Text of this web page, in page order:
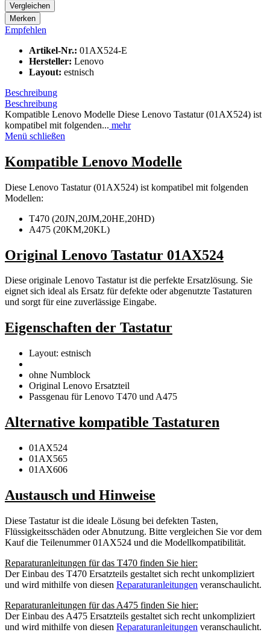
Vergleichen
Merken
Empfehlen
Artikel-Nr.: 01AX524-E
Hersteller: Lenovo
Layout: estnisch
Beschreibung
Beschreibung
Kompatible Lenovo Modelle Diese Lenovo Tastatur (01AX524) ist
kompatibel mit folgenden... mehr
Menü schließen
Kompatible Lenovo Modelle
Diese Lenovo Tastatur (01AX524) ist kompatibel mit folgenden
Modellen:
T470 (20JN,20JM,20HE,20HD)
A475 (20KM,20KL)
Original Lenovo Tastatur 01AX524
Diese originale Lenovo Tastatur ist die perfekte Ersatzlösung. Sie
eignet sich ideal als Ersatz für defekte oder abgenutzte Tastaturen
und sorgt für eine zuverlässige Eingabe.
Eigenschaften der Tastatur
Layout: estnisch
ohne Numblock
Original Lenovo Ersatzteil
Passgenau für Lenovo T470 und A475
Alternative kompatible Tastaturen
01AX524
01AX565
01AX606
Austausch und Hinweise
Diese Tastatur ist die ideale Lösung bei defekten Tasten,
Flüssigkeitsschäden oder Abnutzung. Bitte vergleichen Sie vor dem
Kauf die Teilenummer 01AX524 und die Modellkompatibilität.
Reparaturanleitungen für das T470 finden Sie hier:
Der Einbau des T470 Ersatzteils gestaltet sich recht unkompliziert
und wird mithilfe von diesen Reparaturanleitungen veranschaulicht.
Reparaturanleitungen für das A475 finden Sie hier:
Der Einbau des A475 Ersatzteils gestaltet sich recht unkompliziert
und wird mithilfe von diesen Reparaturanleitungen veranschaulicht.